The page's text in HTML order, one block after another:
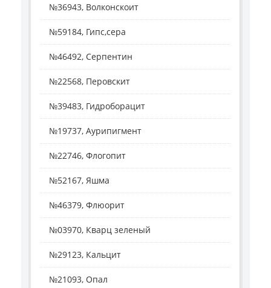
№36943, Волконскоит
№59184, Гипс,сера
№46492, Серпентин
№22568, Перовскит
№39483, Гидроборацит
№19737, Аурипигмент
№22746, Флогопит
№52167, Яшма
№46379, Флюорит
№03970, Кварц зеленый
№29123, Кальцит
№21093, Опал